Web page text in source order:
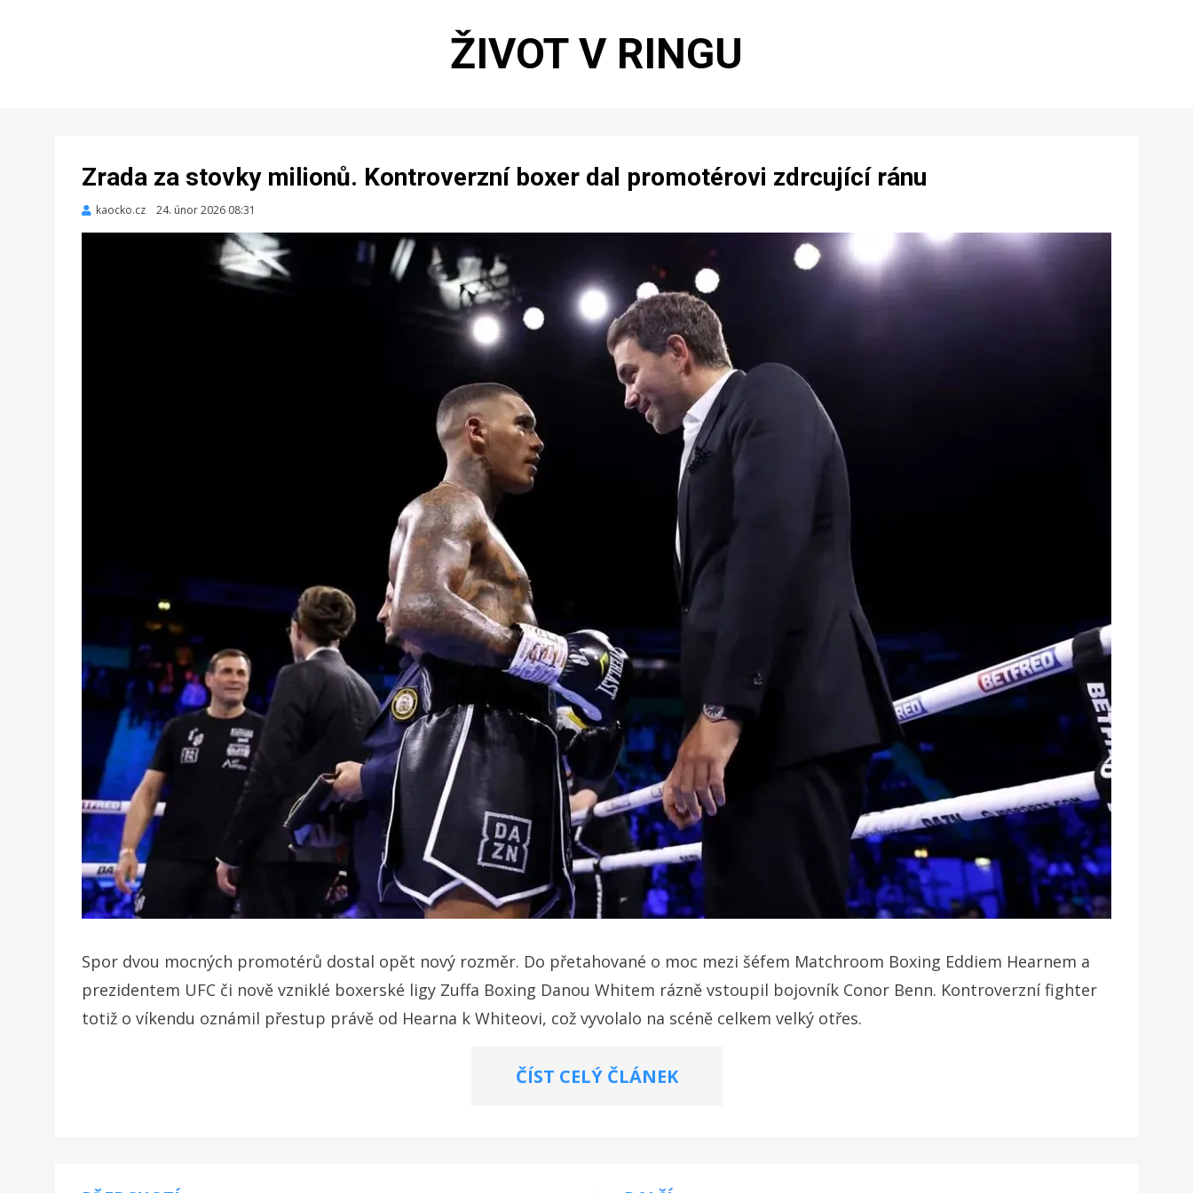
ŽIVOT V RINGU
Zrada za stovky milionů. Kontroverzní boxer dal promotérovi zdrcující ránu
kaocko.cz
Zveřejněno
24. únor 2026 08:31
Spor dvou mocných promotérů dostal opět nový rozměr. Do přetahované o moc mezi šéfem Matchroom Boxing Eddiem Hearnem a
prezidentem UFC či nově vzniklé boxerské ligy Zuffa Boxing Danou Whitem rázně vstoupil bojovník Conor Benn. Kontroverzní fighter
totiž o víkendu oznámil přestup právě od Hearna k Whiteovi, což vyvolalo na scéně celkem velký otřes.
ČÍST CELÝ ČLÁNEK